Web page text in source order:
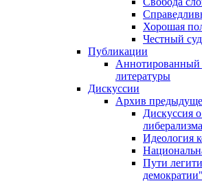
Хорошая
Честный суд
Публикации
Аннотированный
литературы
Дискуссии
Архив
Дискуссия
Идеология
Пути
демократии"